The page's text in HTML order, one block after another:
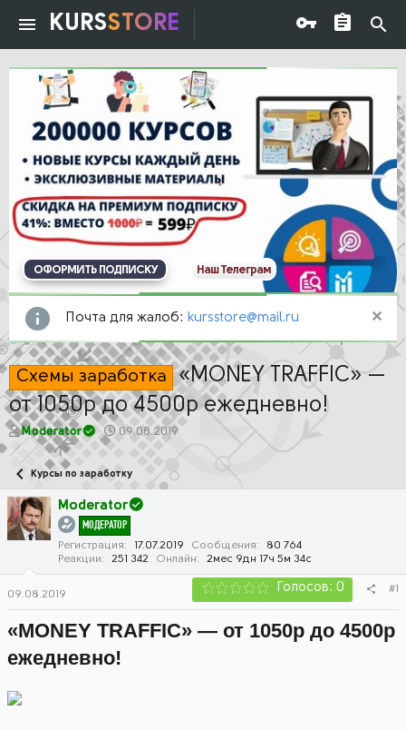
KURSSTORE
ОФОРМИТЬ ПОДПИСКУ Наш Телеграм
Почта для жалоб: kursstore@mail.ru
Схемы заработка «MONEY TRAFFIC» —
от 1050р до 4500р ежедневно!
А
т
о
р
т
е
Moderator
Д
а
а
ч
а
л
а
09.08.2019
Курсы по заработку
Moderator
МОДЕРАТОР
Регистрация 17.07.2019 Сообщения
80 764
Реакции
251 342 Онлайн 2мес 9дн 17ч 5м 34с
09.08.2019 Голосов: 0 #1
«MONEY TRAFFIC» — от 1050р до 4500р
ежедневно!